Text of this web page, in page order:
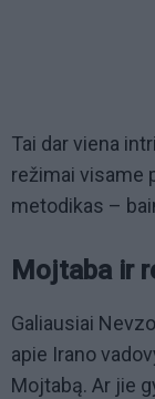
Tai dar viena
režimai visame
metodikas –
Mojtaba ir
Galiausiai
apie Irano
Mojtabą. Ar jie